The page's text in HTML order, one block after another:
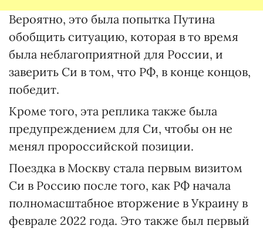
Вероятно, это была попытка Путина
обобщить ситуацию, которая в то время
была неблагоприятной для России, и
заверить Си в том, что РФ, в конце концов,
победит.
Кроме того, эта реплика также была
предупреждением для Си, чтобы он не
менял пророссийской позиции.
Поездка в Москву стала первым визитом
Си в Россию после того, как РФ начала
полномасштабное вторжение в Украину в
феврале 2022 года. Это также был первый